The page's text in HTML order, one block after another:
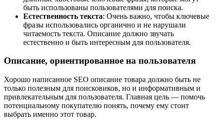
быть использованы пользователями для поиска.
Естественность текста: Очень важно, чтобы ключевые
фразы использовались органично и не нарушали
читаемость текста. Описание должно звучать
естественно и быть интересным для пользователя.
Описание, ориентированное на пользователя
Хорошо написанное SEO описание товара должно быть не
только полезным для поисковиков, но и информативным и
привлекательным для пользователя. Главная цель — помочь
потенциальному покупателю понять, почему ему стоит
выбрать именно этот товар.